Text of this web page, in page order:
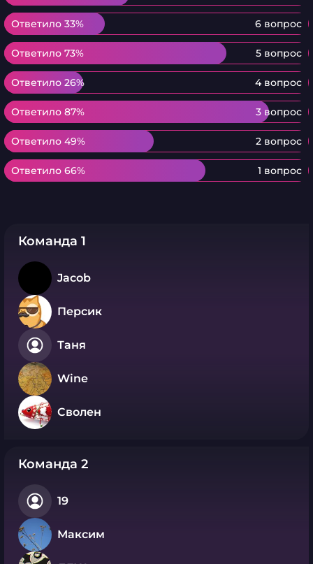
Ответило 33% 6 вопрос
Ответило 33%
Ответило 73% 5 вопрос
Ответило 73%
Ответило 26% 4 вопрос
Ответило 26%
Ответило 87% 3 вопрос
Ответило 87%
Ответило 49% 2 вопрос
Ответило 49%
Ответило 66% 1 вопрос
Ответило 66%
Команда 1
Jacob
Персик
Таня
Wine
Сволен
Команда 2
19
Максим